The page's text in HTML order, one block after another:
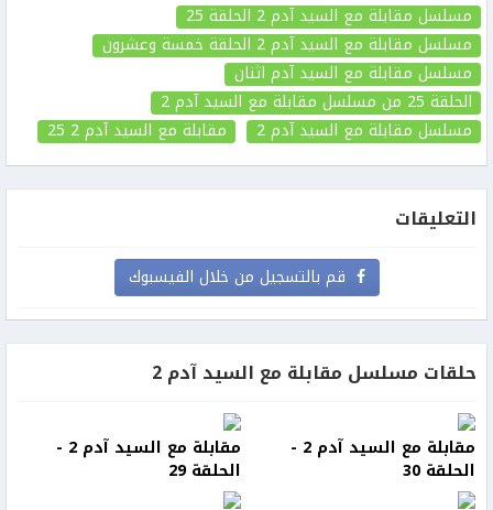
مسلسل مقابلة مع السيد آدم 2 الحلقة 25
مسلسل مقابلة مع السيد آدم 2 الحلقة خمسة وعشرون
مسلسل مقابلة مع السيد آدم اثنان
الحلقة 25
من مسلسل مقابلة مع السيد آدم 2
مسلسل مقابلة مع السيد آدم 2
مقابلة مع السيد آدم 2 25
التعليقات
قم بالتسجيل من خلال الفيسبوك
حلقات مسلسل مقابلة مع السيد آدم 2
مقابلة مع السيد آدم 2 -
الحلقة 30
مقابلة مع السيد آدم 2 -
الحلقة 29